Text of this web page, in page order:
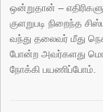
ஒன்றுதான் –
குளறுபடி நிறைந்த
வந்து தலைவர் மீது
போன்ற அவர்களது
நோக்கி பயணிப்போம்.